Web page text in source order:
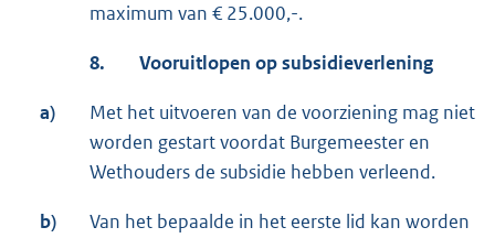
maximum van € 25.000,-.
8. Vooruitlopen op subsidieverlening
a)
Met het uitvoeren van de voorziening mag niet
worden gestart voordat Burgemeester en
Wethouders de subsidie hebben verleend.
b)
Van het bepaalde in het eerste lid kan worden